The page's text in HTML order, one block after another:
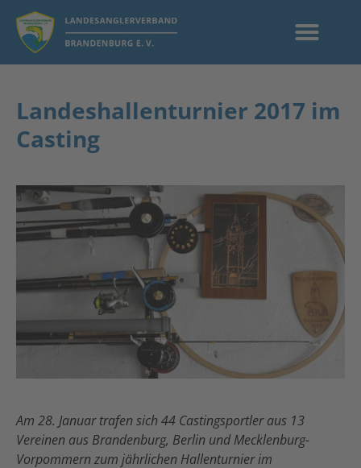
Landeshallenturnier 2017 im
Casting
Am 28. Januar trafen sich 44 Castingsportler aus 13
Vereinen aus Brandenburg, Berlin und Mecklenburg-
Vorpommern zum jährlichen Hallenturnier im